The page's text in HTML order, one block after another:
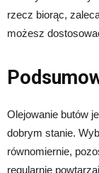
rzecz biorąc,
możesz
Olejowanie butów
dobrym stanie.
równomiernie,
regularnie